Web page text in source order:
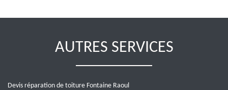
AUTRES SERVICES
Devis réparation de toiture Fontaine Raoul